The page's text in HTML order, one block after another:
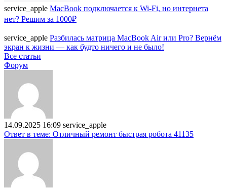
service_apple MacBook подключается к Wi-Fi, но интернета
нет? Решим за 1000₽
service_apple Разбилась матрица MacBook Air или Pro? Вернём
экран к жизни — как будто ничего и не было!
Все статьи
Форум
14.09.2025 16:09 service_apple
Ответ в теме: Отличный ремонт быстрая робота 41135